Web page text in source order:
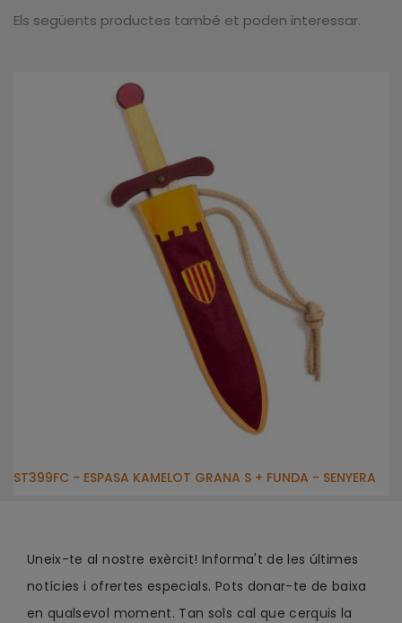
Els següents productes també et poden interessar.
ST399FC - ESPASA KAMELOT GRANA S + FUNDA - SENYERA
Uneix-te al nostre exèrcit! Informa't de les últimes
notícies i ofrertes especials. Pots donar-te de baixa
en qualsevol moment. Tan sols cal que cerquis la